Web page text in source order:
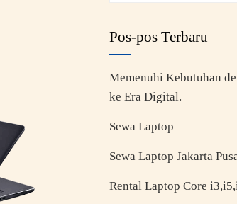
Pos-pos Terbaru
Memenuhi Kebutuhan
ke Era Digital.
Sewa Laptop
Sewa Laptop Jakarta
Rental Laptop Core